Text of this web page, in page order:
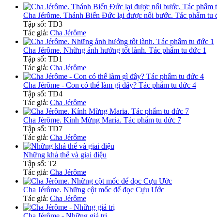
Cha Jérôme. Thánh Biển Đức lại được nối bước. Tác phẩm tu
Tập số: TD3
Tác giả: Cha Jérôme
Cha Jérôme. Những ảnh hưởng tốt lành. Tác phẩm tu đức 1
Tập số: TD1
Tác giả: Cha Jérôme
Cha Jérôme - Con có thể làm gì đây? Tác phẩm tu đức 4
Tập số: TD4
Tác giả: Cha Jérôme
Cha Jérôme. Kính Mừng Maria. Tác phẩm tu đức 7
Tập số: TD7
Tác giả: Cha Jérôme
Những khả thể và giai điệu
Tập số: T2
Tác giả: Cha Jérôme
Cha Jérôme. Những cột mốc để đọc Cựu Ước
Tác giả: Cha Jérôme